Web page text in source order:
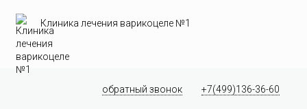
Клиника лечения варикоцеле №1
обратный звонок +7(499)136-36-60